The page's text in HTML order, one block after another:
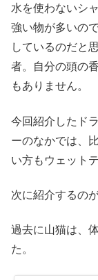
水を使わないシ
強い物が多いの
しているのだと
者。自分の頭の
もありません。
今回紹介したド
ーのなかでは、
い方もウェット
次に紹介するの
過去に山猫は、
た。